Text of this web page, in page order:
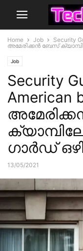
Home Job
Security
അമേരിക്കൻ ബേസ്
Job
Security
American
ഗാർഡ്
13/05/2021